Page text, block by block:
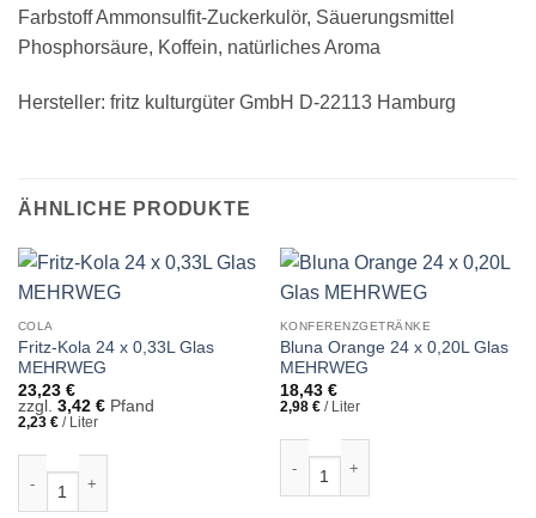
Farbstoff Ammonsulfit-Zuckerkulör, Säuerungsmittel
Phosphorsäure, Koffein, natürliches Aroma
Hersteller: fritz kulturgüter GmbH D-22113 Hamburg
ÄHNLICHE PRODUKTE
COLA
Fritz-Kola 24 x 0,33L Glas
MEHRWEG
23,23 €
zzgl. 3,42 €Pfand
2,23 €/ Liter
KONFERENZGETRÄNKE
Bluna Orange 24 x 0,20L Glas
MEHRWEG
18,43 €
2,98 €/ Liter